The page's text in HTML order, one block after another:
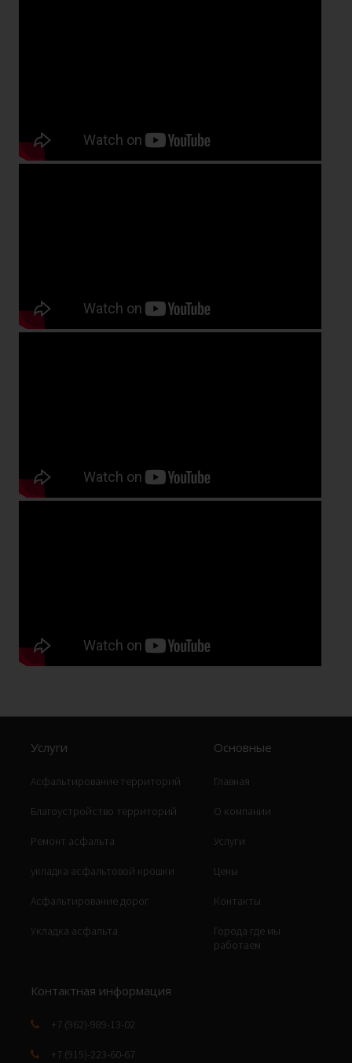
Услуги
Асфальтирование территорий
Благоустройство территорий
Ремонт асфальта
укладка асфальтовой крошки
Асфальтирование дорог
Укладка асфальта
Основные
Главная
О компании
Услуги
Цены
Контакты
Города где мы
работаем
Контактная информация
+7 (962)-989-13-02
+7 (915)-223-60-67